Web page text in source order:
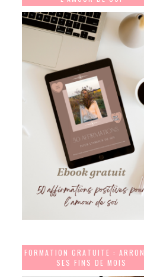
FORMATION GRATUITE :
SES FINS DE MOIS